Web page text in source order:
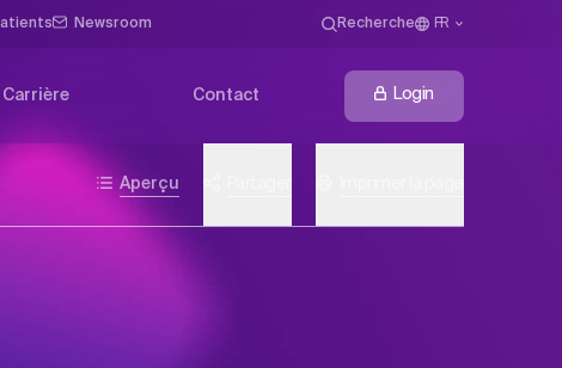
Newsroom Recherche FR
Carrière Contact Login
Aperçu